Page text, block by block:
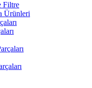
Filtre
Ürünleri